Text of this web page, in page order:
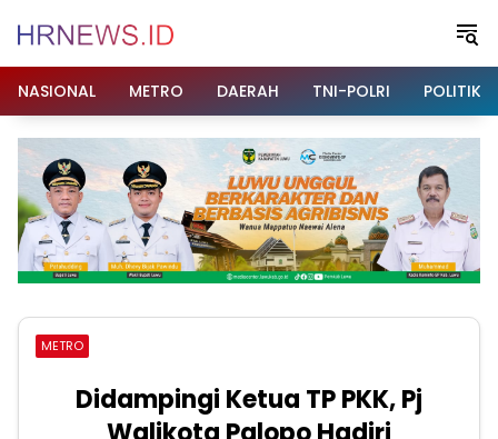
NASIONAL
METRO DAERAH TNI-POLRI POLITIK
METRO
Didampingi Ketua TP PKK, Pj